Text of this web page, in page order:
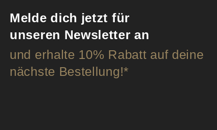
Melde dich jetzt für
unseren Newsletter an
und erhalte 10% Rabatt auf deine
nächste Bestellung!*